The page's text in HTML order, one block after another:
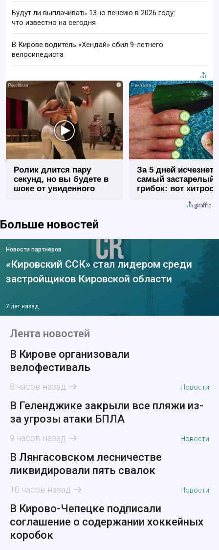
Будут ли выплачивать 13-ю пенсию в 2026 году:
что известно на сегодня
В Кирове водитель «Хендай» сбил 9-летнего
велосипедиста
i
Ролик длится пару
секунд, но вы будете в
шоке от увиденного
За 5 дней исчезнет
самый застарелый
грибок: вот
Больше новостей
Новости партнёров
«Кировский ССК» стал лидером среди
застройщиков Кировской области
7 лет назад
Лента новостей
В Кирове организовали
велофестиваль
8 часов назад Новости
В Геленджике закрыли все пляжи из-
за угрозы атаки БПЛА
9 часов назад Новости
В Лянгасовском лесничестве
ликвидировали пять свалок
10 часов назад Новости
В Кирово-Чепецке подписали
соглашение о содержании хоккейных
коробок